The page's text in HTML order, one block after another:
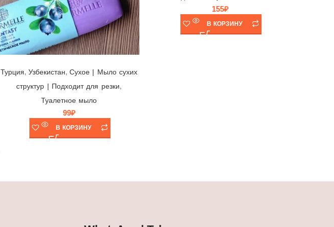
Турция, Узбекистан, Cухое | Мыло сухих
структур | Подходит для резки,
Туалетное мыло
99₽
В КОРЗИНУ
155₽
В КОРЗИНУ